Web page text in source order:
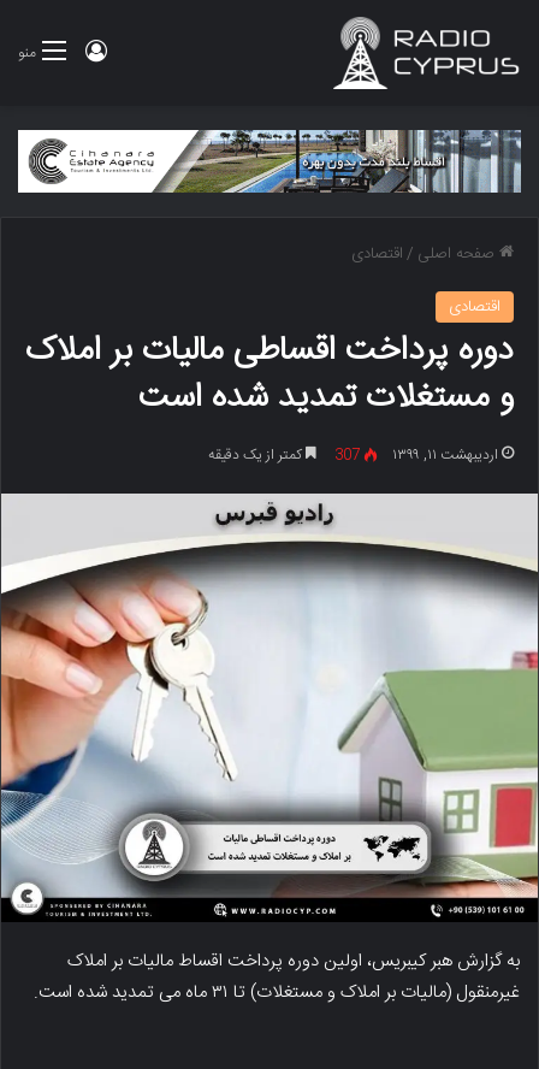
منو ورود
صفحه اصلی /اقتصادی
اقتصادی
دوره پرداخت اقساطی مالیات بر املاک
و مستغلات تمدید شده است
اردیبهشت ۱۱, ۱۳۹۹ 307 کمتر از یک دقیقه
به گزارش هبر کیبریس، اولین دوره پرداخت اقساط مالیات بر املاک
غیرمنقول (مالیات بر املاک و مستغلات) تا ۳۱ ماه می تمدید شده است.